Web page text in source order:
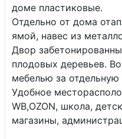
доме пластиковые.
Отдельно от дома
ямой, навес из
Двор
плодовых деревьев.
мебелью за отдельную
Удобное
WB,OZON, школа,
магазины,